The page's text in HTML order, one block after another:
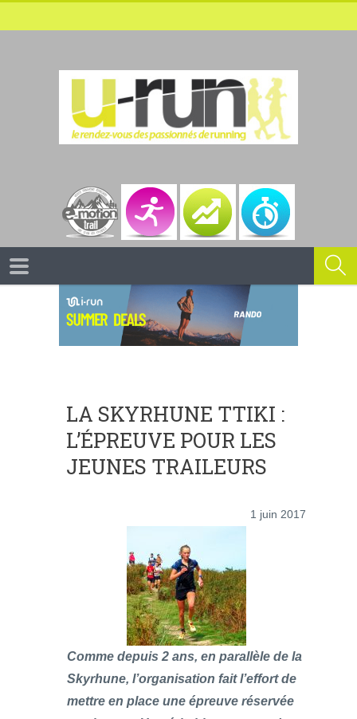
LA SKYRHUNE TTIKI :
L’ÉPREUVE POUR LES
JEUNES TRAILEURS
1 juin 2017
Comme depuis 2 ans, en parallèle de la
Skyrhune, l’organisation fait l’effort de
mettre en place une épreuve réservée